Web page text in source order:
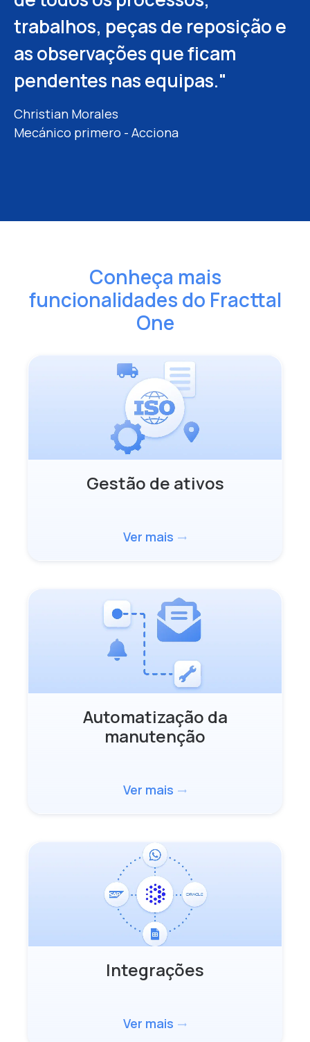
trabalhos, peças de reposição e
as observações que ficam
pendentes nas equipas."
Christian Morales
Mecánico primero - Acciona
utilizado, desde o ativo em
questão até ao custo
associado."
Dayana Sierra
Administrativa de Compras -
Kriamos
equipa, o que nos tem ajudado a
alcançar uma confiabilidade
próxima dos 95%."
Mario Soto
Jefe del dpto de mantenimiento –
Dipisa
Conheça mais
funcionalidades do Fracttal
One
Gestão de ativos
Ver mais trending_flat
Automatização da
manutenção
Ver mais trending_flat
Integrações
Ver mais trending_flat